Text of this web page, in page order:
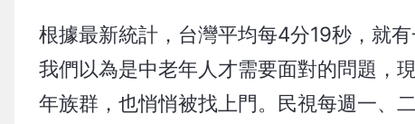
根據最新統計，台灣平均每4分19秒，就
我們以為是中老年人才需要面對的問題，
年族群，也悄悄被找上門。民視每週一、